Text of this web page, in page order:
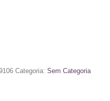
Categoria: Sem Categoria